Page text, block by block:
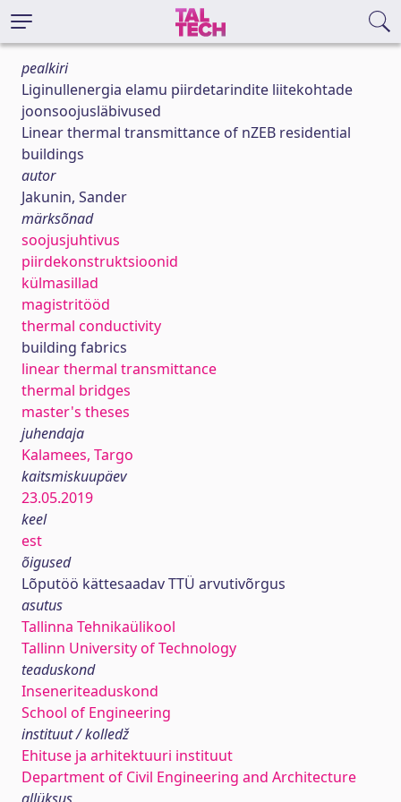
pealkiri
Liginullenergia elamu piirdetarindite liitekohtade
joonsoojusläbivused
Linear thermal transmittance of nZEB residential
buildings
autor
Jakunin, Sander
märksõnad
soojusjuhtivus
piirdekonstruktsioonid
külmasillad
magistritööd
thermal conductivity
building fabrics
linear thermal transmittance
thermal bridges
master's theses
juhendaja
Kalamees, Targo
kaitsmiskuupäev
23.05.2019
keel
est
õigused
Lõputöö kättesaadav TTÜ arvutivõrgus
asutus
Tallinna Tehnikaülikool
Tallinn University of Technology
teaduskond
Inseneriteaduskond
School of Engineering
instituut / kolledž
Ehituse ja arhitektuuri instituut
Department of Civil Engineering and Architecture